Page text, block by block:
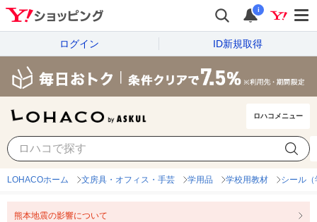
i
ログイン ID新規取得
ロハコメニュー
LOHACOホーム 文房具・オフィス・手芸 学用品 学校用教材 シール
熊本地震の影響について